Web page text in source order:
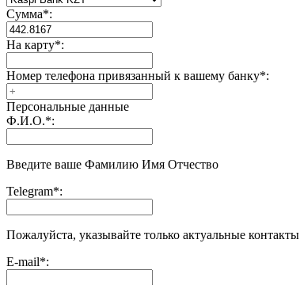
Сумма*:
На карту*:
Номер телефона привязанный к вашему банку*:
Персональные данные
Ф.И.О.*:
Введите ваше Фамилию Имя Отчество
Telegram*:
Пожалуйста, указывайте только актуальные контакты
E-mail*: